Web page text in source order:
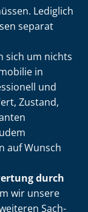
Lediglich
separat
sich um nichts
in
und
Zustand,
auf Wunsch
durch
wir unsere
Sach­